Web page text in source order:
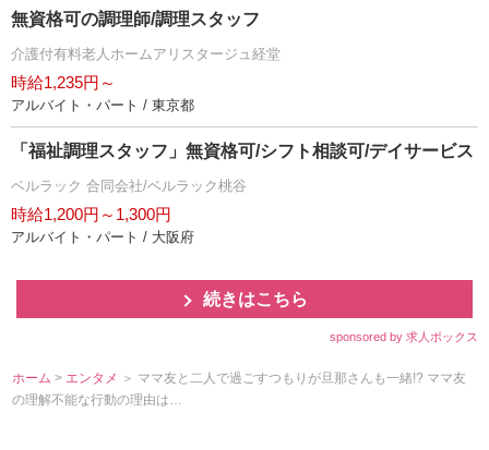
無資格可の調理師/調理スタッフ
介護付有料老人ホームアリスタージュ経堂
時給1,235円～
アルバイト・パート / 東京都
「福祉調理スタッフ」無資格可/シフト相談可/デイサービス
ベルラック 合同会社/ベルラック桃谷
時給1,200円～1,300円
アルバイト・パート / 大阪府
続きはこちら
sponsored by 求人ボックス
ホーム > エンタメ ＞ ママ友と二人で過ごすつもりが旦那さんも一緒!? ママ友
の理解不能な行動の理由は…